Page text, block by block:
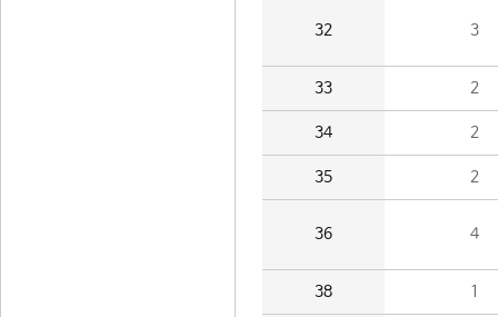
32 3
33 2
34 2
35 2
36 4
38 1